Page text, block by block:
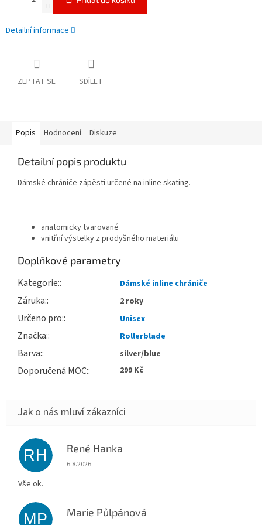
Detailní informace
ZEPTAT SE SDÍLET
Popis Hodnocení Diskuze
Detailní popis produktu
Dámské chrániče zápěstí určené na inline skating.
anatomicky tvarované
vnitřní výstelky z prodyšného materiálu
Doplňkové parametry
Kategorie: Dámské inline chrániče
Záruka: 2 roky
Určeno pro: Unisex
Značka: Rollerblade
Barva: silver/blue
Doporučená MOC: 299 Kč
RH René Hanka
Hodnocení obchodu je 5 z 5 hvězdiček.
6.8.2026
Vše ok.
MP Marie Půlpánová